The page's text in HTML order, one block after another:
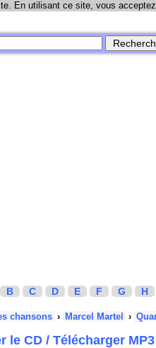
En utilisant ce site, vous
B C D E F G H
chansons › Marcel Martel ›
le CD / Télécharger MP3